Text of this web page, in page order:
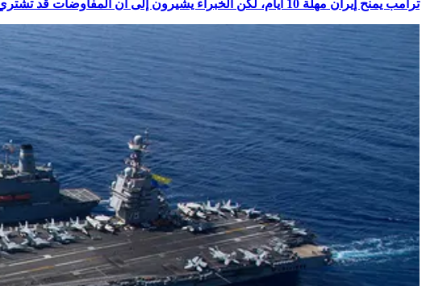
ترامب يمنح إيران مهلة 10 أيام، لكن الخبراء يشيرون إلى أن المفاوضات قد تشتري الوقت للضربة